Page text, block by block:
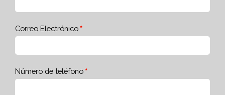
Correo Electrónico
Número de teléfono